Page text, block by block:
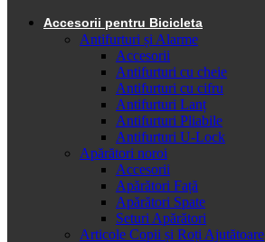
Accesorii pentru Bicicleta
Antifurturi și Alarme
Accesorii
Antifurturi cu cheie
Antifurturi cu cifru
Antifurturi Lanț
Antifurturi Pliabile
Antifurturi U-Lock
Apărători noroi
Accesorii
Apărători Față
Apărători Spate
Seturi Apărători
Articole Copii și Roți Ajutătoare